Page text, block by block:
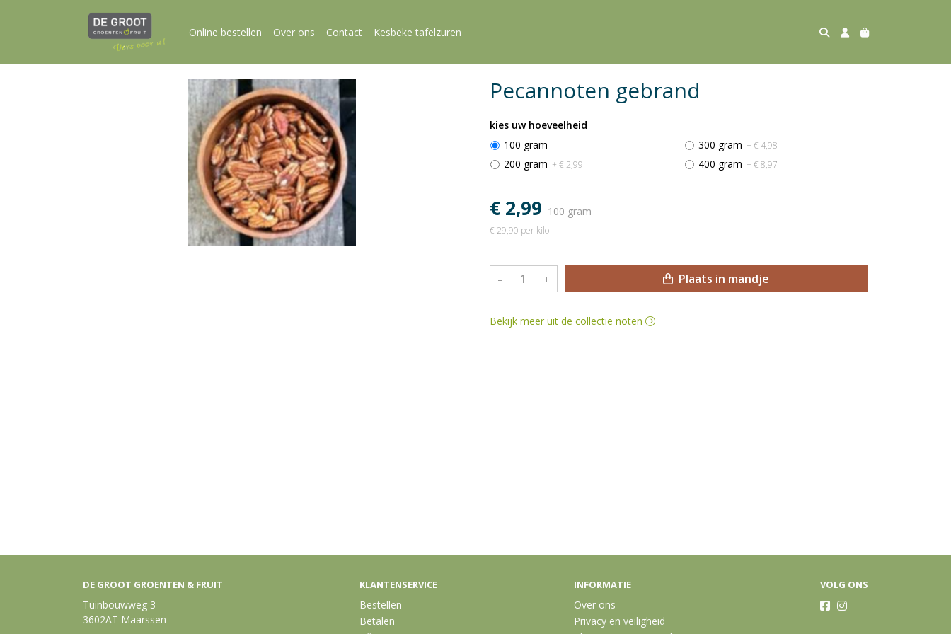
Online bestellen Over ons Contact Kesbeke tafelzuren
Pecannoten gebrand
kies uw hoeveelheid
100 gram
200 gram + € 2,99
300 gram + € 4,98
400 gram + € 8,97
€ 2,99 100 gram
€ 29,90 per kilo
– + Plaats in mandje
Bekijk meer uit de collectie noten
DE GROOT GROENTEN & FRUIT
Tuinbouwweg 3
3602AT Maarssen
KLANTENSERVICE
Bestellen
Betalen
INFORMATIE
Over ons
Privacy en veiligheid
VOLG ONS